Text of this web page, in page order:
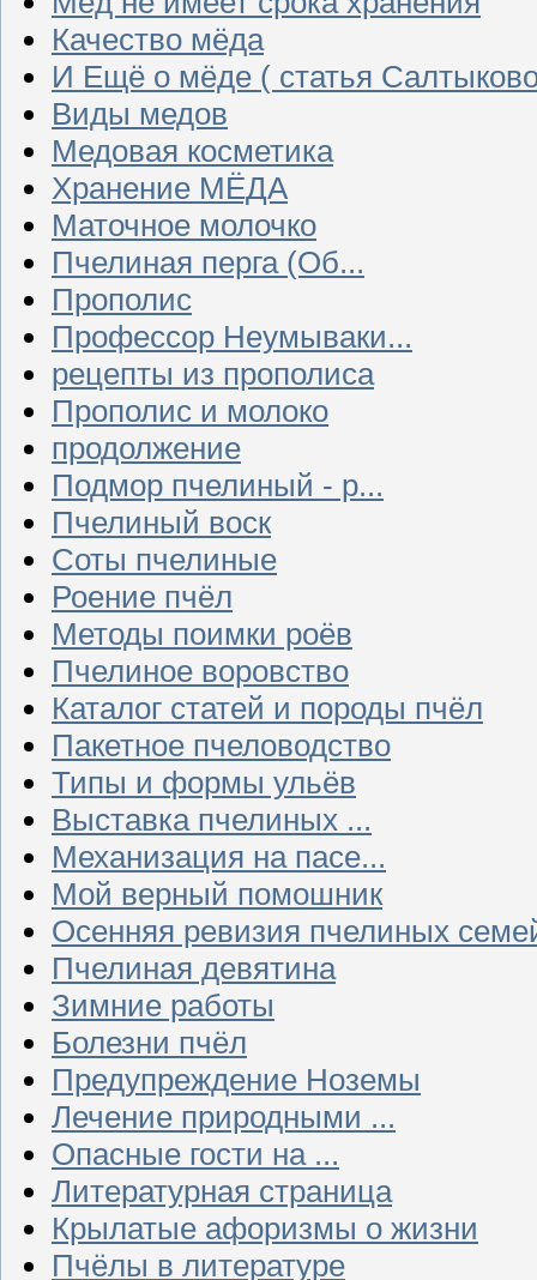
Качество мёда
И Ещё о мёде ( статья
Виды медов
Медовая косметика
Хранение МЁДА
Маточное молочко
Пчелиная перга (Об...
Прополис
Профессор Неумываки...
рецепты из прополиса
Прополис и молоко
продолжение
Подмор пчелиный - р...
Пчелиный воск
Соты пчелиные
Роение пчёл
Методы поимки роёв
Пчелиное воровство
Каталог статей и породы пчёл
Пакетное пчеловодство
Типы и формы ульёв
Выставка пчелиных ...
Механизация на пасе...
Мой верный помошник
Осенняя ревизия пчелиных
Пчелиная девятина
Зимние работы
Болезни пчёл
Предупреждение Ноземы
Лечение природными ...
Опасные гости на ...
Литературная страница
Крылатые афоризмы о жизни
Пчёлы в литературе